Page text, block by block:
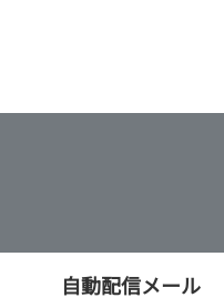
自動配信メール